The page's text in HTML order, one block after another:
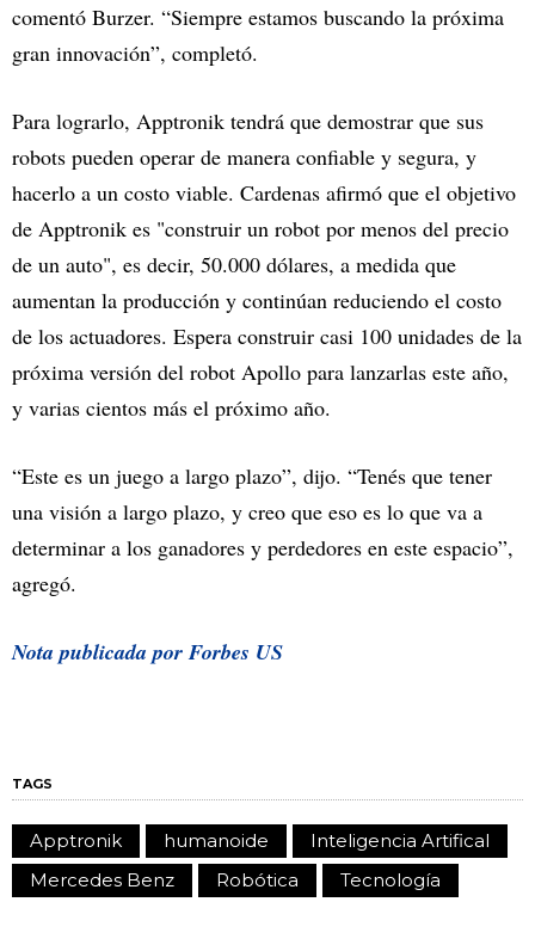
comentó Burzer. “Siempre estamos buscando la próxima
gran innovación”, completó.
Para lograrlo, Apptronik tendrá que demostrar que sus
robots pueden operar de manera confiable y segura, y
hacerlo a un costo viable. Cardenas afirmó que el objetivo
de Apptronik es "construir un robot por menos del precio
de un auto", es decir, 50.000 dólares, a medida que
aumentan la producción y continúan reduciendo el costo
de los actuadores. Espera construir casi 100 unidades de la
próxima versión del robot Apollo para lanzarlas este año,
y varias cientos más el próximo año.
“Este es un juego a largo plazo”, dijo. “Tenés que tener
una visión a largo plazo, y creo que eso es lo que va a
determinar a los ganadores y perdedores en este espacio”,
agregó.
Nota publicada por Forbes US
TAGS
Apptronik humanoide
Inteligencia Artifical
Mercedes Benz
Robótica Tecnología